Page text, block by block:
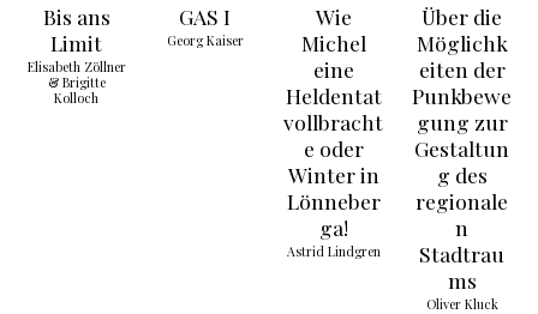
Bis ans
Limit
Elisabeth Zöllner
& Brigitte
Kolloch
GAS I
Georg Kaiser
Wie
Michel
eine
Heldentat
vollbracht
e oder
Winter in
Lönneber
ga!
Astrid Lindgren
Über die
Möglichk
eiten der
Punkbewe
gung zur
Gestaltun
g des
regionale
n
Stadtrau
ms
Oliver Kluck